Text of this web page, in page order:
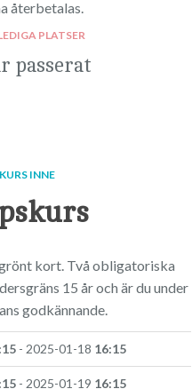
återbetalas.
PLATSER
passerat
INNE
kort. Två obligatoriska
15 år och är du under
godkännande.
- 2025-01-18 16:15
- 2025-01-19 16:15